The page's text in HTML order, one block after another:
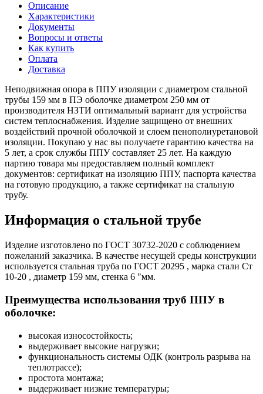
Описание
Характеристики
Документы
Вопросы и ответы
Как купить
Оплата
Доставка
Неподвижная опора в ППУ изоляции с диаметром стальной
трубы 159 мм в ПЭ оболочке диаметром 250 мм от
производителя НЗТИ оптимальный вариант для устройства
систем теплоснабжения. Изделие защищено от внешних
воздействий прочной оболочкой и слоем пенополиуретановой
изоляции. Покупаю у нас вы получаете гарантию качества на
5 лет, а срок службы ППУ составляет 25 лет. На каждую
партию товара мы предоставляем полный комплект
документов: сертификат на изоляцию ППУ, паспорта качества
на готовую продукцию, а также сертификат на стальную
трубу.
Информация о стальной трубе
Изделие изготовлено по ГОСТ 30732-2020 с соблюдением
пожеланий заказчика. В качестве несущей среды конструкции
используется стальная труба по ГОСТ 20295 , марка стали Ст
10-20 , диаметр 159 мм, стенка 6 "мм.
Преимущества использования труб ППУ в
оболочке:
высокая износостойкость;
выдерживает высокие нагрузки;
функциональность системы ОДК (контроль разрыва на
теплотрассе);
простота монтажа;
выдерживает низкие температуры;